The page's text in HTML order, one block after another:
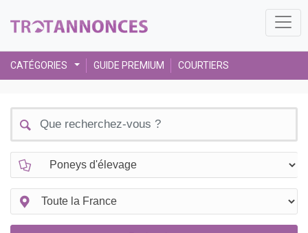
CATÉGORIES GUIDE PREMIUM COURTIERS